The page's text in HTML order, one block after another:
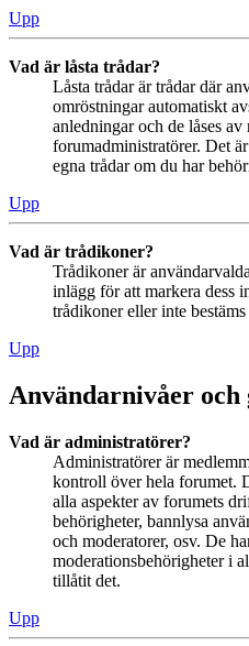
Upp
Vad är låsta trådar?
Låsta trådar är trådar där
omröstningar automatiskt
anledningar och de låses av
forumadministratörer. Det
egna trådar om du har
Upp
Vad är trådikoner?
Trådikoner är
inlägg för att markera dess
trådikoner eller inte
Upp
Användarnivåer och
Vad är administratörer?
Administratörer är
kontroll över hela forumet.
alla aspekter av forumets
behörigheter, bannlysa
och moderatorer, osv. De
moderationsbehörigheter i
tillåtit det.
Upp